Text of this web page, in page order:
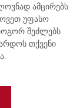
ამცირებს
უფასო
შეძლებს
თქვენი